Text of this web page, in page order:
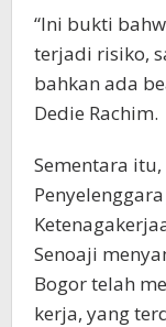
“Ini bukti
terjadi risiko,
bahkan ada
Dedie Rachim.
Sementara
Penyelenggara
Senoaji
Bogor telah
kerja, yang